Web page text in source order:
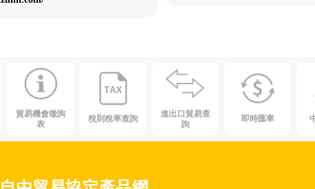
貿易機會徵詢
表
稅則稅率查詢
進出口貿易查
詢
即時匯率